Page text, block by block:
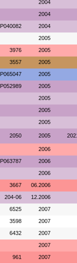
2004
2004
P040082 2004
2005
3976 2005
3557 2005
P065047 2005
P052989 2005
2005
2005
2005
2050 2005
2006
P063787 2006
2006
3667 06.2006
204-06 12.2006
6525 2007
3598 2007
6432 2007
2007
961 2007